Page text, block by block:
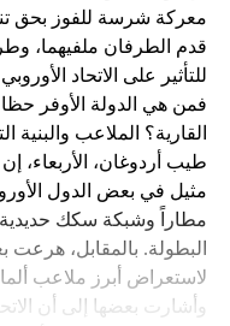
قدم الطرفان ملفيهما،
للتأثير على الاتحاد
فمن هي الدولة الأوفر
القارية؟ الملاعب
طيب أردوغان، الأربعاء،
مطاراً وشبكة سكك حديدية
البطولة. بالمقابل، هرعت
لاستعراض أبرز ملاعب